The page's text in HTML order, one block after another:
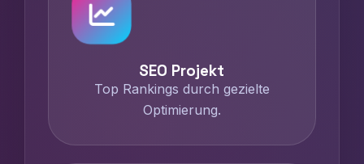
SEO Projekt
Top Rankings durch gezielte
Optimierung.